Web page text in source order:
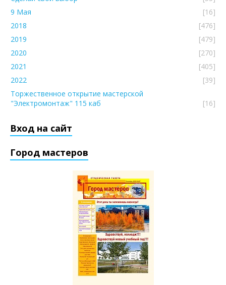
9 Мая
[16]
2018
[476]
2019
[479]
2020
[270]
2021
[405]
2022
[39]
Торжественное открытие мастерской
"Электромонтаж" 115 каб
[16]
Вход на сайт
Город мастеров